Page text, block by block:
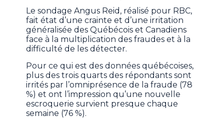
Le sondage Angus Reid, réalisé pour RBC,
fait état d’une crainte et d’une irritation
généralisée des Québécois et Canadiens
face à la multiplication des fraudes et à la
difficulté de les détecter.
Pour ce qui est des données québécoises,
plus des trois quarts des répondants sont
irrités par l’omniprésence de la fraude (78
%) et ont l’impression qu’une nouvelle
escroquerie survient presque chaque
semaine (76 %).